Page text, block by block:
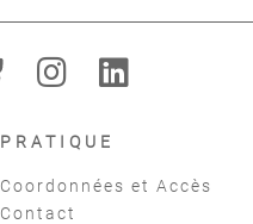
PRATIQUE
Coordonnées et Accès
Contact